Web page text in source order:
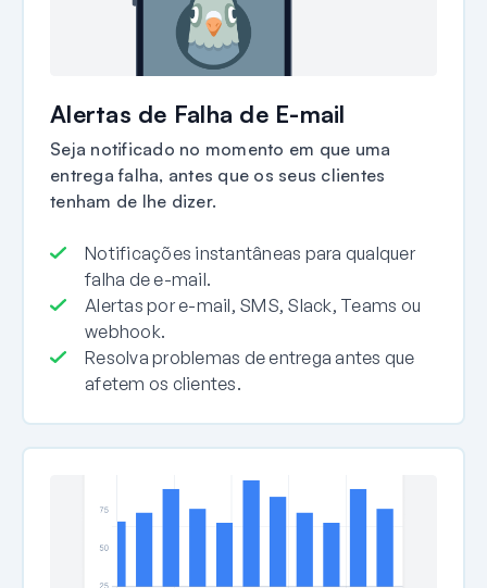
Alertas de Falha de E-mail
Seja notificado no momento em que uma
entrega falha, antes que os seus clientes
tenham de lhe dizer.
Notificações instantâneas para qualquer
falha de e-mail.
Alertas por e-mail, SMS, Slack, Teams ou
webhook.
Resolva problemas de entrega antes que
afetem os clientes.